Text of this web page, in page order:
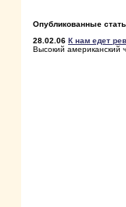
Опубликованные
28.02.06 К нам едет
Высокий американский